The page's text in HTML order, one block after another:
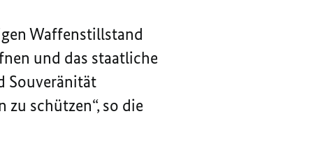
Waffenstillstand
und das staatliche
Souveränität
schützen“, so die